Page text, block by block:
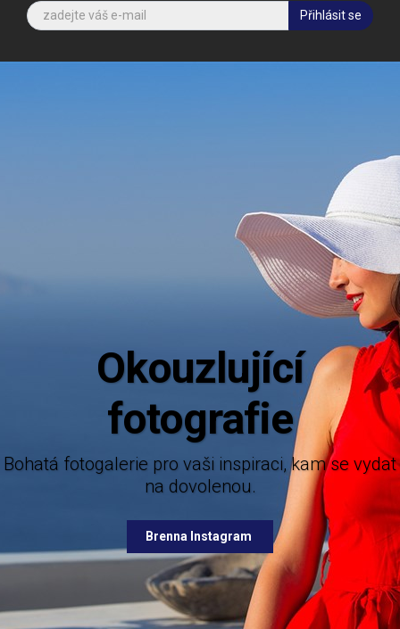
Přihlásit se
pro vaši inspiraci, kam se vydat
na dovolenou.
Brenna Instagram
Mějte dokonalý přehled o
nabízených destinací.
Brenna Facebook